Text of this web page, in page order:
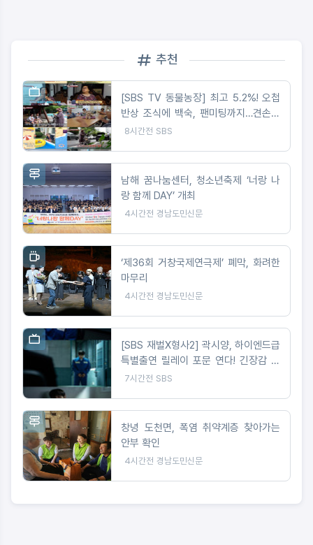
추천
[SBS TV 동물농장] 최고 5.2%! 오첩
반상 조식에 백숙, 팬미팅까지…견손주
바라기 할머니 등장
8시간전 SBS
남해 꿈나눔센터, 청소년축제 ‘너랑 나
랑 함께 DAY’ 개최
4시간전 경남도민신문
‘제36회 거창국제연극제’ 폐막, 화려한
마무리
4시간전 경남도민신문
[SBS 재벌X형사2] 곽시양, 하이엔드급
특별출연 릴레이 포문 연다! 긴장감 선
사하는 스틸 공개!
7시간전 SBS
창녕 도천면, 폭염 취약계층 찾아가는
안부 확인
4시간전 경남도민신문